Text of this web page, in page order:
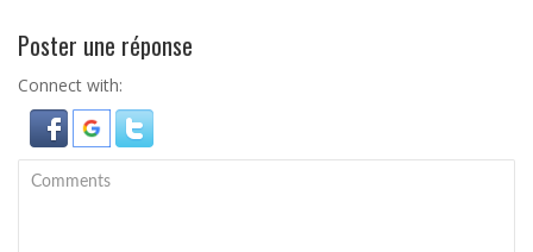
Poster une réponse
Connect with: